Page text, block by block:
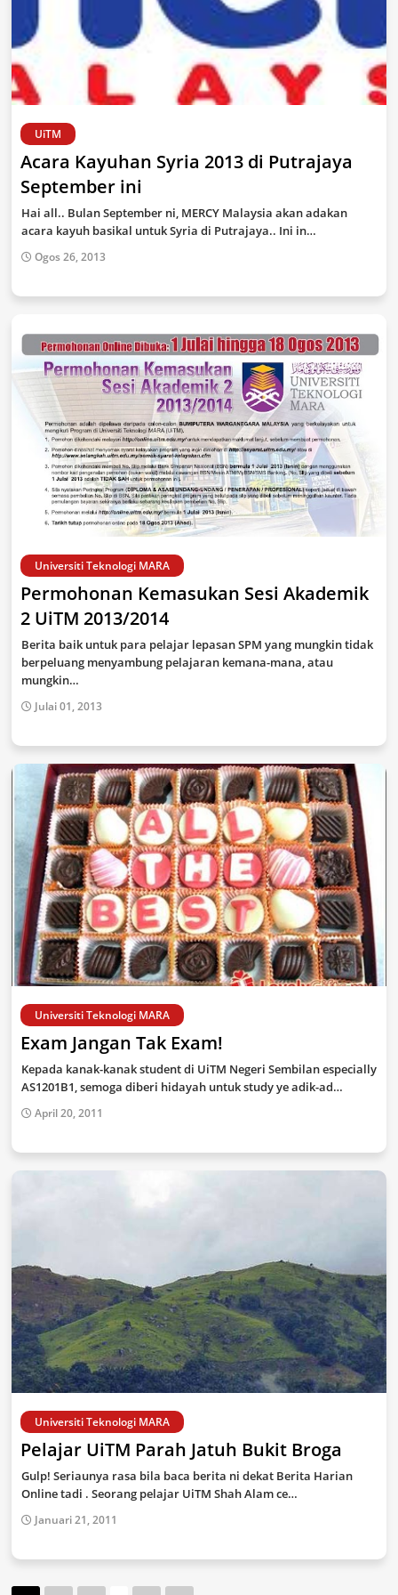
UiTM
Acara Kayuhan Syria 2013 di Putrajaya
September ini
Hai all.. Bulan September ni, MERCY Malaysia akan adakan
acara kayuh basikal untuk Syria di Putrajaya.. Ini in…
Ogos 26, 2013
Universiti Teknologi MARA
Permohonan Kemasukan Sesi Akademik
2 UiTM 2013/2014
Berita baik untuk para pelajar lepasan SPM yang mungkin tidak
berpeluang menyambung pelajaran kemana-mana, atau
mungkin…
Julai 01, 2013
Universiti Teknologi MARA
Exam Jangan Tak Exam!
Kepada kanak-kanak student di UiTM Negeri Sembilan especially
AS1201B1, semoga diberi hidayah untuk study ye adik-ad…
April 20, 2011
Universiti Teknologi MARA
Pelajar UiTM Parah Jatuh Bukit Broga
Gulp! Seriaunya rasa bila baca berita ni dekat Berita Harian
Online tadi . Seorang pelajar UiTM Shah Alam ce…
Januari 21, 2011